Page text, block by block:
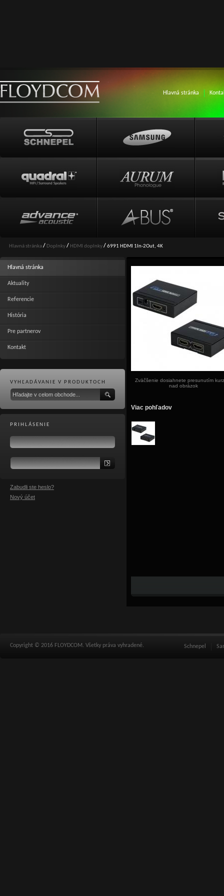
Hlavná stránka
Hlavná stránka/ Doplnky/ HDMI doplnky/ 6991 HDMI 1In-2Out, 4K
Hlavná stránka
Aktuality
Referencie
História
Pre partnerov
Kontakt
VYHĽADÁVANIE V PRODUKTOCH
PRIHLÁSENIE
Zabudli ste heslo?
Nový účet
Zväčšenie dosiahnete presunutím
nad obrázok
Viac pohľadov
Copyright © 2016 FLOYDCOM. Všetky práva vyhradené. Schnepel